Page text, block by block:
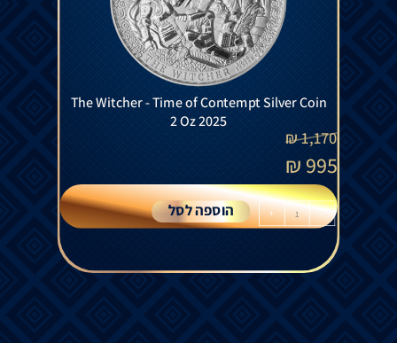
The Witcher - Time of Contempt Silver Coin
2 Oz 2025
1,170
₪
995
₪
-
+ הוספה לסל